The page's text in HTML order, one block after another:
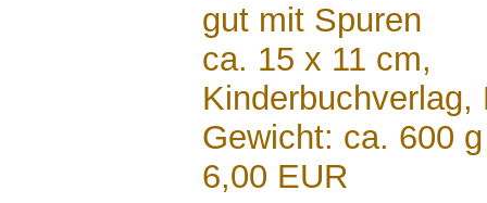
gut mit Spuren
ca. 15 x 11 cm,
Gewicht: ca. 600 g
6,00 EUR